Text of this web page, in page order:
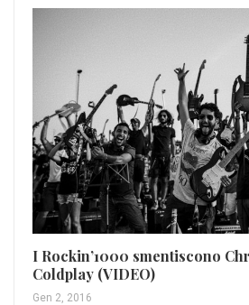
I Rockin’1000 smentiscono
Coldplay (VIDEO)
Gen 2, 2016